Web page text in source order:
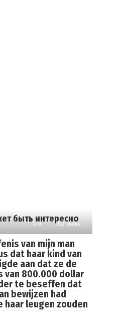
быть интересно
0 272 views
van mijn man
dat haar kind van
aan dat ze de
van 800.000 dollar
te beseffen dat
bewijzen had
leugen zouden